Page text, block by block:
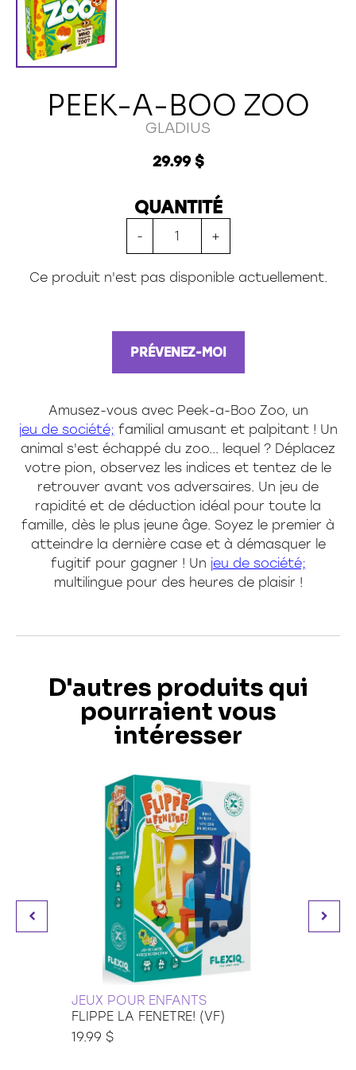
24 pièces
35 pièces
36 pièces
48 pièces
54 pièces
60 piècesPEEK-A-BOO ZOO
GLADIUS
29.99 $
QUANTITÉ
- +
Ce produit n'est pas disponible actuellement.
PRÉVENEZ-MOI
Amusez-vous avec Peek-a-Boo Zoo, un
jeu de société; familial amusant et palpitant ! Un
animal s'est échappé du zoo... lequel ? Déplacez
votre pion, observez les indices et tentez de le
retrouver avant vos adversaires. Un jeu de
rapidité et de déduction idéal pour toute la
famille, dès le plus jeune âge. Soyez le premier à
atteindre la dernière case et à démasquer le
fugitif pour gagner ! Un jeu de société;
multilingue pour des heures de plaisir !
D'autres produits qui
pourraient vous
intéresser
JEUX POUR ENFANTS
FLIPPE LA FENETRE! (VF)
19.99 $